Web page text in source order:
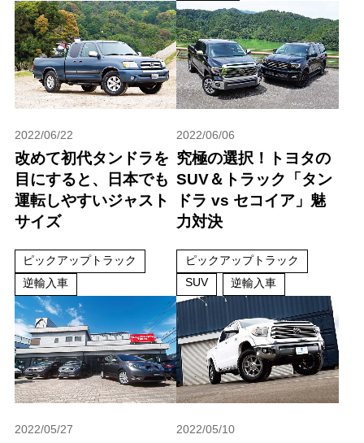
2022/06/22
改めて初代タンドラを
目にすると、日本でも
運転しやすいジャスト
サイズ
ピックアップトラック
逆輸入車
2022/06/06
究極の選択！トヨタの
SUV＆トラック「タン
ドラ vs セコイア」魅
力対決
ピックアップトラック
SUV
逆輸入車
2022/05/27 2022/05/10